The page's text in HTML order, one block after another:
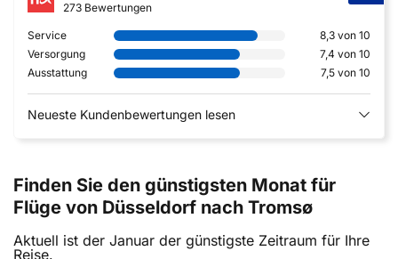
273 Bewertungen
Service
8,3 von 10
Versorgung
7,4 von 10
Ausstattung
7,5 von 10
Neueste Kundenbewertungen lesen
Finden Sie den günstigsten Monat für
Flüge von Düsseldorf nach Tromsø
Aktuell ist der Januar der günstigste Zeitraum für Ihre
Reise.